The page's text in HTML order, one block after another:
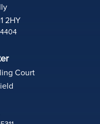
2HY
Court